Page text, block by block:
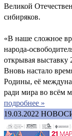
Великой
сибиряков.
«В наше сложное
народа-
открывая
Вновь настало
Родины, её
ради мира во всём
подробнее »
19.03.2022